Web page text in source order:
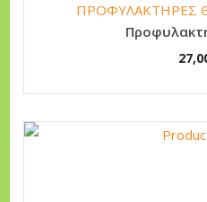
ΠΡΟΦΥΛΑΚΤΗΡΕΣ